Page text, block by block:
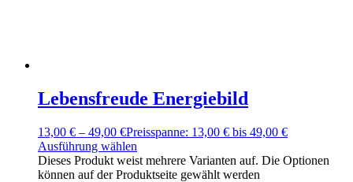
Lebensfreude Energiebild
13,00 € – 49,00 €Preisspanne: 13,00 € bis 49,00 €
Ausführung wählen
Dieses Produkt weist mehrere Varianten auf. Die Optionen
können auf der Produktseite gewählt werden